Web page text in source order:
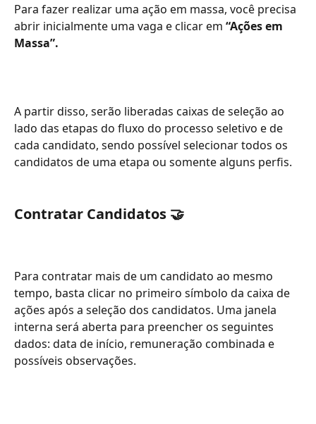
Para fazer realizar uma ação em massa, você precisa
abrir inicialmente uma vaga e clicar em “Ações em
Massa”.
A partir disso, serão liberadas caixas de seleção ao
lado das etapas do fluxo do processo seletivo e de
cada candidato, sendo possível selecionar todos os
candidatos de uma etapa ou somente alguns perfis.
Contratar Candidatos 🤝
Para contratar mais de um candidato ao mesmo
tempo, basta clicar no primeiro símbolo da caixa de
ações após a seleção dos candidatos. Uma janela
interna será aberta para preencher os seguintes
dados: data de início, remuneração combinada e
possíveis observações.